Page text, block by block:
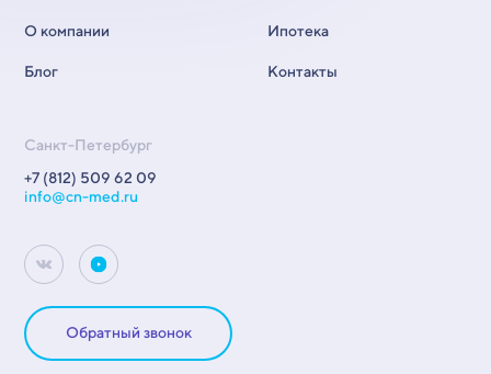
О компании
Блог
Ипотека
Контакты
Санкт-Петербург
+7 (812) 509 62 09
info@cn-med.ru
Обратный звонок